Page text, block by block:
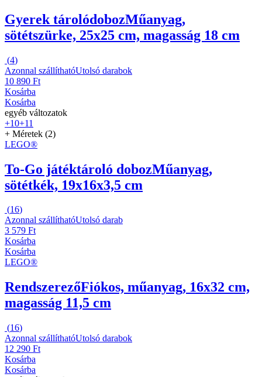
Gyerek tárolódobozMűanyag,
sötétszürke, 25x25 cm, magasság 18 cm
(4)
Azonnal szállíthatóUtolsó darabok
10 890 Ft
Kosárba
Kosárba
egyéb változatok
+10+11
+ Méretek (2)
LEGO®
To-Go játéktároló dobozMűanyag,
sötétkék, 19x16x3,5 cm
(16)
Azonnal szállíthatóUtolsó darab
3 579 Ft
Kosárba
Kosárba
LEGO®
RendszerezőFiókos, műanyag, 16x32 cm,
magasság 11,5 cm
(16)
Azonnal szállíthatóUtolsó darabok
12 290 Ft
Kosárba
Kosárba